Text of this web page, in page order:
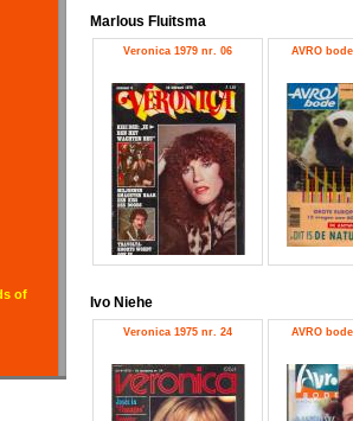
Marlous Fluitsma
Veronica 1979 nr. 06 AVRO
Ivo Niehe
Veronica 1975 nr. 24 AVRO
of